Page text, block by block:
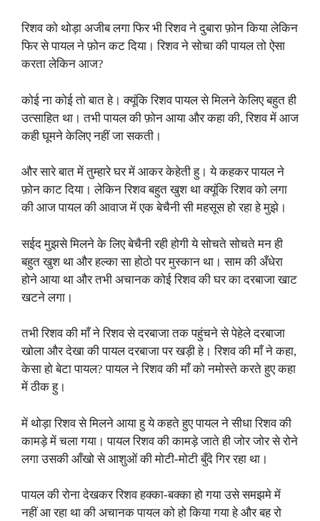
रिशव को थोड़ा अजीब लगा फिर भी रिशव ने दुबारा फ़ोन किया लेकिन
फिर से पायल ने फ़ोन कट दिया। रिशव ने सोचा की पायल तो ऐसा
करता लेकिन आज?
कोई ना कोई तो बात हे। क्यूंकि रिशव पायल से मिलने केलिए बहुत ही
उत्साहित था। तभी पायल की फ़ोन आया और कहा की, रिशव में आज
कही घूमने केलिए नहीं जा सकती।
और सारे बात में तुम्हारे घर में आकर केहेती हु। ये कहकर पायल ने
फ़ोन काट दिया। लेकिन रिशव बहुत खुश था क्यूंकि रिशव को लगा
की आज पायल की आवाज में एक बेचैनी सी महसूस हो रहा हे मुझे।
सईद मुझसे मिलने के लिए बेचैनी रही होगी ये सोचते सोचते मन ही
बहुत खुश था और हल्का सा होठो पर मुस्कान था। साम की अँधेरा
होने आया था और तभी अचानक कोई रिशव की घर का दरबाजा खाट
खटने लगा।
तभी रिशव की माँ ने रिशव से दरबाजा तक पहुंचने से पेहेले दरबाजा
खोला और देखा की पायल दरबाजा पर खड़ी हे। रिशव की माँ ने कहा,
केसा हो बेटा पायल? पायल ने रिशव की माँ को नमोस्ते करते हुए कहा
में ठीक हु।
में थोड़ा रिशव से मिलने आया हु ये कहते हुए पायल ने सीधा रिशव की
कामड़े में चला गया। पायल रिशव की कामड़े जाते ही जोर जोर से रोने
लगा उसकी आँखो से आशुओं की मोटी-मोटी बुँदे गिर रहा था।
पायल की रोना देखकर रिशव हक्का-बक्का हो गया उसे समझमे में
नहीं आ रहा था की अचानक पायल को हो किया गया हे और बह रो